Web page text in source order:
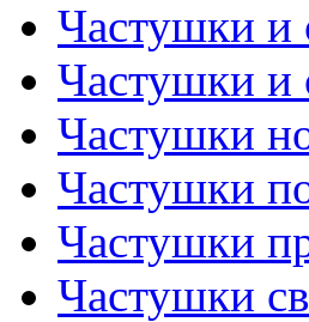
Частушки и
Частушки и
Частушки
Частушки
Частушки
Частушки